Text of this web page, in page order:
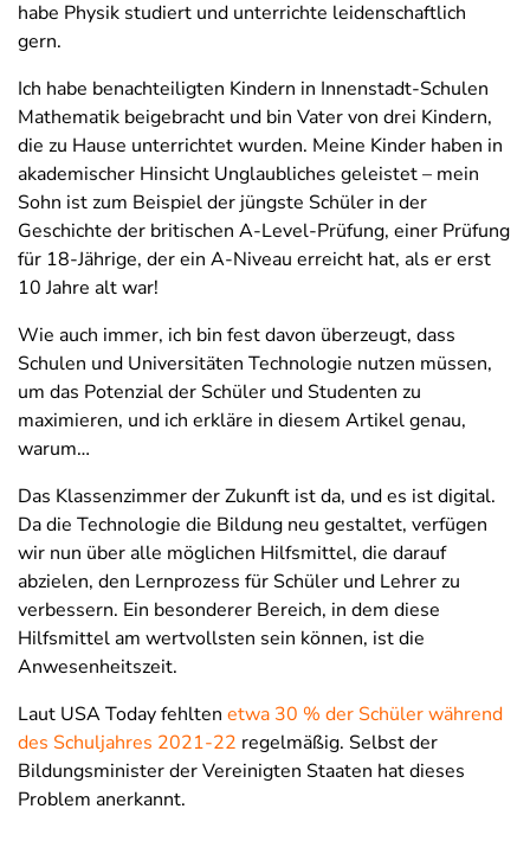
habe Physik studiert und unterrichte leidenschaftlich
gern.
Ich habe benachteiligten Kindern in Innenstadt-Schulen
Mathematik beigebracht und bin Vater von drei Kindern,
die zu Hause unterrichtet wurden. Meine Kinder haben in
akademischer Hinsicht Unglaubliches geleistet – mein
Sohn ist zum Beispiel der jüngste Schüler in der
Geschichte der britischen A-Level-Prüfung, einer Prüfung
für 18-Jährige, der ein A-Niveau erreicht hat, als er erst
10 Jahre alt war!
Wie auch immer, ich bin fest davon überzeugt, dass
Schulen und Universitäten Technologie nutzen müssen,
um das Potenzial der Schüler und Studenten zu
maximieren, und ich erkläre in diesem Artikel genau,
warum…
Das Klassenzimmer der Zukunft ist da, und es ist digital.
Da die Technologie die Bildung neu gestaltet, verfügen
wir nun über alle möglichen Hilfsmittel, die darauf
abzielen, den Lernprozess für Schüler und Lehrer zu
verbessern. Ein besonderer Bereich, in dem diese
Hilfsmittel am wertvollsten sein können, ist die
Anwesenheitszeit.
Laut USA Today fehlten etwa 30 % der Schüler während
des Schuljahres 2021-22 regelmäßig. Selbst der
Bildungsminister der Vereinigten Staaten hat dieses
Problem anerkannt.